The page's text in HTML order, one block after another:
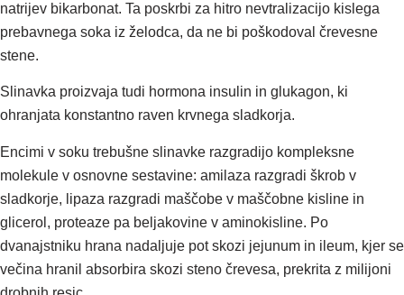
natrijev bikarbonat. Ta poskrbi za hitro nevtralizacijo kislega
prebavnega soka iz želodca, da ne bi poškodoval črevesne
stene.
Slinavka proizvaja tudi hormona insulin in glukagon, ki
ohranjata konstantno raven krvnega sladkorja.
Encimi v soku trebušne slinavke razgradijo kompleksne
molekule v osnovne sestavine: amilaza razgradi škrob v
sladkorje, lipaza razgradi maščobe v maščobne kisline in
glicerol, proteaze pa beljakovine v aminokisline. Po
dvanajstniku hrana nadaljuje pot skozi jejunum in ileum, kjer se
večina hranil absorbira skozi steno črevesa, prekrita z milijoni